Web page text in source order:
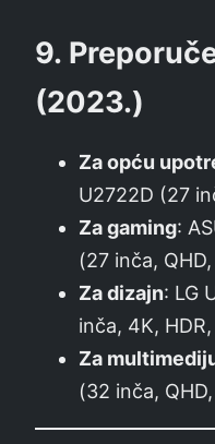
9.
(2023.)
Za opću
U2722D (27
Za gaming:
(27 inča,
Za dizajn: LG
inča, 4K, HDR,
Za
(32 inča,